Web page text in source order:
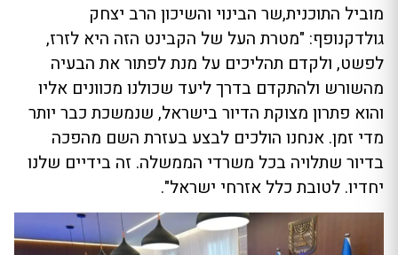
מוביל התוכנית,שר הבינוי והשיכון הרב יצחק
גולדקנופף: "מטרת העל של הקבינט הזה היא לזרז,
לפשט, ולקדם תהליכים על מנת לפתור את הבעיה
מהשורש ולהתקדם בדרך ליעד שכולנו מכוונים אליו
והוא פתרון מצוקת הדיור בישראל, שנמשכת כבר יותר
מדי זמן. אנחנו הולכים לבצע בעזרת השם מהפכה
בדיור שתלויה בכל משרדי הממשלה. זה בידיים שלנו
יחדיו. לטובת כלל אזרחי ישראל".